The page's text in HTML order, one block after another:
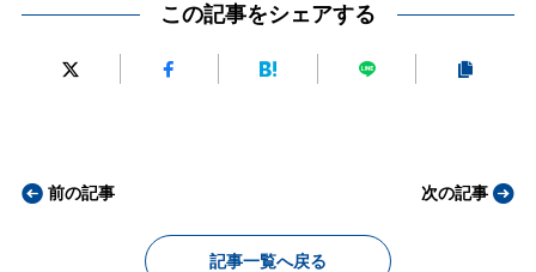
この記事をシェアする
前の記事
記事一覧へ戻る
次の記事